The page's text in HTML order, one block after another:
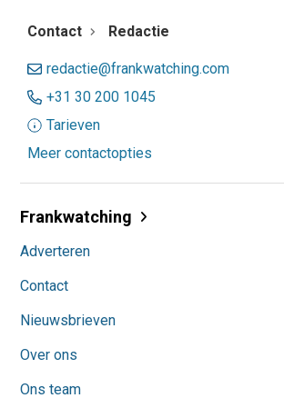
Contact Redactie
redactie@frankwatching.com
+31 30 200 1045
Tarieven
Meer contactopties
Frankwatching
Adverteren
Contact
Nieuwsbrieven
Over ons
Ons team